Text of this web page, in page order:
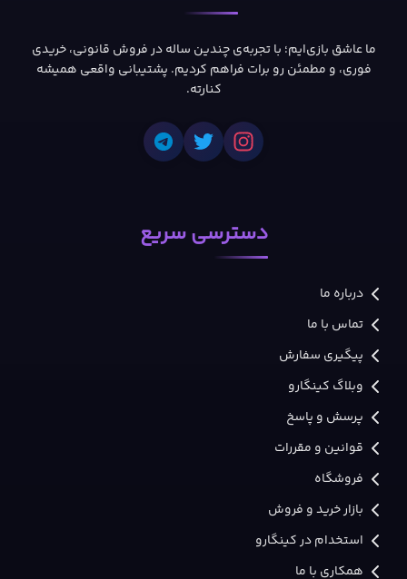
ما عاشق بازی‌ایم؛ با تجربه‌ی چندین ساله در فروش قانونی، خریدی
فوری، و مطمئن رو برات فراهم کردیم. پشتیبانی واقعی همیشه
کنارته.
دسترسی سریع
درباره ما
تماس با ما
پیگیری سفارش
وبلاگ کینگارو
پرسش و پاسخ
قوانین و مقررات
فروشگاه
بازار خرید و فروش
استخدام در کینگارو
همکاری با ما